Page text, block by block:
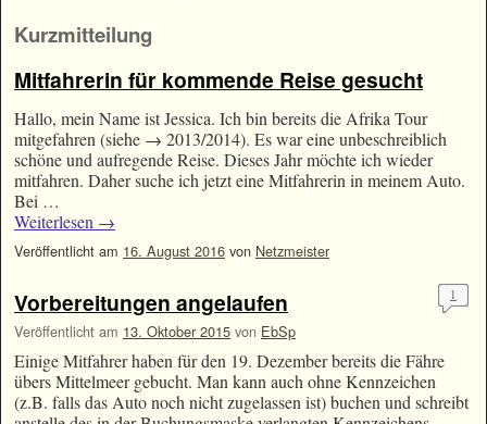
Kurzmitteilung
Mitfahrerin für kommende Reise gesucht
Hallo, mein Name ist Jessica. Ich bin bereits die Afrika Tour
mitgefahren (siehe → 2013/2014). Es war eine unbeschreiblich
schöne und aufregende Reise. Dieses Jahr möchte ich wieder
mitfahren. Daher suche ich jetzt eine Mitfahrerin in meinem Auto.
Bei …
Weiterlesen →
Veröffentlicht am 16. August 2016 von Netzmeister
Vorbereitungen angelaufen
Veröffentlicht am 13. Oktober 2015 von EbSp
1
Einige Mitfahrer haben für den 19. Dezember bereits die Fähre
übers Mittelmeer gebucht. Man kann auch ohne Kennzeichen
(z.B. falls das Auto noch nicht zugelassen ist) buchen und schreibt